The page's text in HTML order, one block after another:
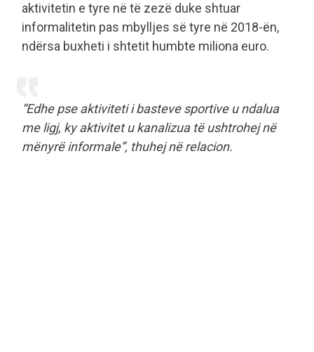
aktivitetin e tyre në të zezë duke shtuar
informalitetin pas mbylljes së tyre në 2018-ën,
ndërsa buxheti i shtetit humbte miliona euro.
“Edhe pse aktiviteti i basteve sportive u ndalua
me ligj, ky aktivitet u kanalizua të ushtrohej në
mënyrë informale”, thuhej në relacion.